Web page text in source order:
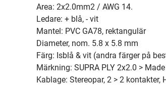
Area: 2x2.0mm2 / AWG 14.
Ledare: + blå, - vit
Mantel: PVC GA78, rektangulär
Diameter, nom. 5.8 x 5.8 mm
Färg: Isblå & vit (andra färger på
Märkning: SUPRA PLY 2x2.0 >
Kablage: Stereopar, 2 > 2 kontakter,